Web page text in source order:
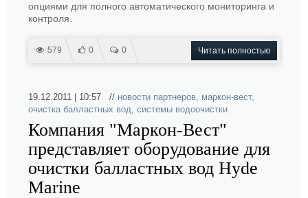
опциями для полного автоматического мониторинга и
контроля.
579 0 0 Читать полностью
19.12.2011 | 10:57 // новости партнеров, маркон-вест,
очистка балластных вод, системы водоочистки
Компания "Маркон-Вест"
представляет оборудование для
очистки балластных вод Hyde
Marine